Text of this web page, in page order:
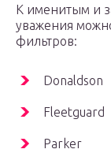
К именитым и
уважения
фильтров:
Donaldson
Fleetguard
Parker